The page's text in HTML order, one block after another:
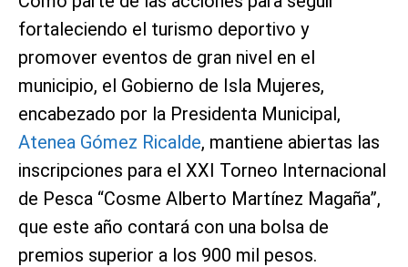
fortaleciendo el turismo deportivo y
promover eventos de gran nivel en el
municipio, el Gobierno de Isla Mujeres,
encabezado por la Presidenta Municipal,
Atenea Gómez Ricalde, mantiene abiertas las
inscripciones para el XXI Torneo Internacional
de Pesca “Cosme Alberto Martínez Magaña”,
que este año contará con una bolsa de
premios superior a los 900 mil pesos.